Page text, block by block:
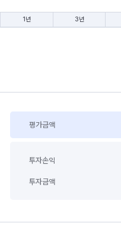
1년 3년
평가금액
투자손익
투자금액